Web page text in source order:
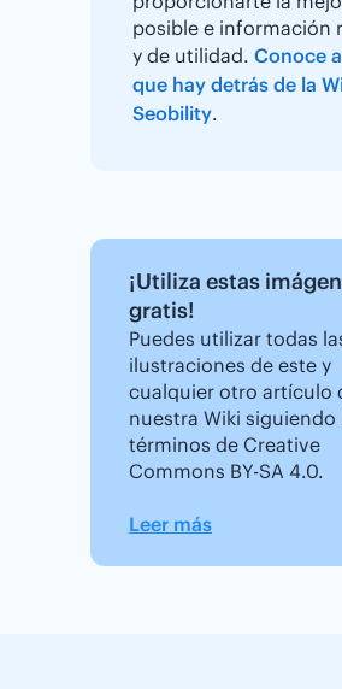
posible e información
y de utilidad. Conoce
que hay detrás de la
Seobility.
¡Utiliza estas
gratis!
Puedes utilizar todas
ilustraciones de este y
cualquier otro artículo
nuestra Wiki siguiendo
términos de Creative
Commons BY-SA 4.0.
Leer más